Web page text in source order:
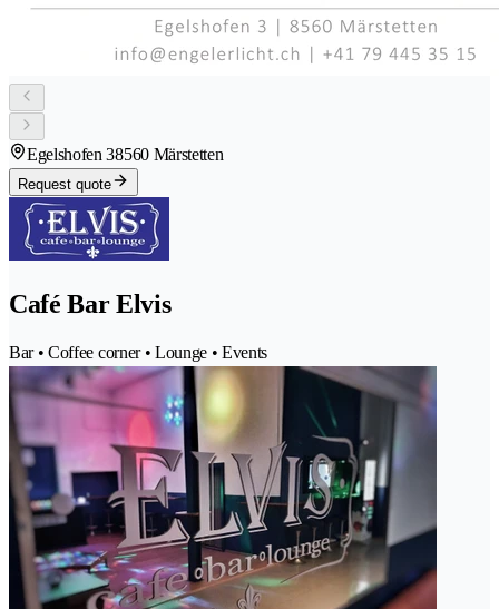
Egelshofen 38560 Märstetten
Request quote
Café Bar Elvis
Bar • Coffee corner • Lounge • Events